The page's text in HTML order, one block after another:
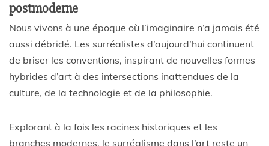
postmoderne
Nous vivons à une époque où l’imaginaire n’a jamais été
aussi débridé. Les surréalistes d’aujourd’hui continuent
de briser les conventions, inspirant de nouvelles formes
hybrides d’art à des intersections inattendues de la
culture, de la technologie et de la philosophie.
Explorant à la fois les racines historiques et les
branches modernes, le surréalisme dans l’art reste un